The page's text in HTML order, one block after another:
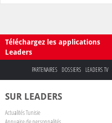
Téléchargez les applications
Leaders
PARTENAIRES DOSSIERS LEADERS TV
SUR LEADERS
Actualités Tunisie